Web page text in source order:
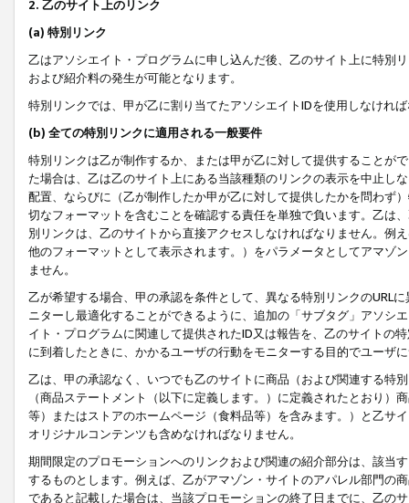
2. 乙のサイト上のリンク
(a) 特別リンク
乙はアソシエイト・プログラムに申し込んだ後、乙のサイト上に特別
および紹介料の発生が可能となります。
特別リンクでは、甲が乙に割り当てたアソシエイトIDを使用しなけれ
(b) 全ての特別リンクに適用される一般要件
特別リンクは乙が制作するか、または甲が乙に対して提供することが
た場合は、乙は乙のサイト上にある当該種類のリンクの表示を中止し
配置、ならびに（乙が制作したか甲が乙に対して提供したかを問わず
切なフォーマットを含むことを確認する責任を単独で負います。乙は
別リンクは、乙のサイトから直接アクセスしなければなりません。例
他のフォーマットとして表示されます。）をパラメータとしてアマゾ
ません。
乙が希望する場合、甲の承認を条件として、異なる特別リンクのURL
ニターし最適化することができるように、追加の「サブタグ」アソシ
イト・プログラムに関連して提供されたID又は報告を、乙のサイトの
に到着したときに、かかるユーザの行動をモニターする目的でユーザ
乙は、甲の承認なく、いつでも乙のサイトに商品（および関連する特
（商品ステートメント（以下に定義します。）に定義されたとおり
等）またはストアのホームページ（食料品等）を含みます。）と乙サ
オリジナルコンテンツも含めなければなりません。
期間限定のプロモーションへのリンクおよび関連の紹介部分は、該当
するものとします。例えば、乙がアマゾン・サイトのアパレル部門の
であると記載した場合は、当該プロモーションの終了日までに、乙の